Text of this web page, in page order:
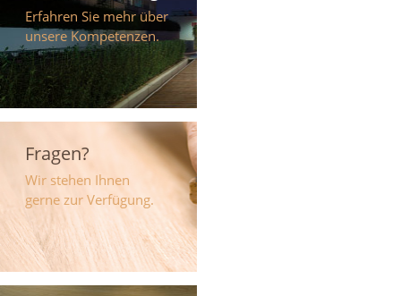
Erfahren Sie mehr über
unsere Kompetenzen.
Fragen?
Wir stehen Ihnen
gerne zur Verfügung.